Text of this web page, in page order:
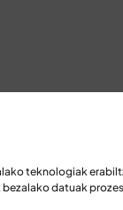
teknologiak
datuak